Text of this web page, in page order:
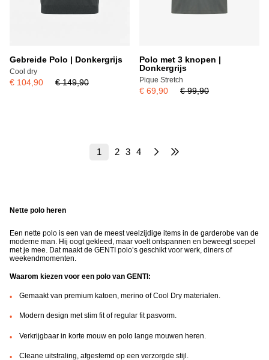
Gebreide Polo | Donkergrijs
Cool dry
€ 104,90 € 149,90
Polo met 3 knopen |
Donkergrijs
Pique Stretch
€ 69,90 € 99,90
1 2 3 4
Nette polo heren
Een nette polo is een van de meest veelzijdige items in de garderobe van de
moderne man. Hij oogt gekleed, maar voelt ontspannen en beweegt soepel
met je mee. Dat maakt de GENTI polo’s geschikt voor werk, diners of
weekendmomenten.
Waarom kiezen voor een polo van GENTI:
Gemaakt van premium katoen, merino of Cool Dry materialen.
Modern design met slim fit of regular fit pasvorm.
Verkrijgbaar in korte mouw en polo lange mouwen heren.
Cleane uitstraling, afgestemd op een verzorgde stijl.